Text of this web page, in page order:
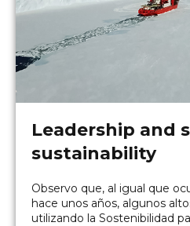
Leadership and
sustainability
Observo que, al igual que
hace unos años, algunos
utilizando la Sostenibilidad